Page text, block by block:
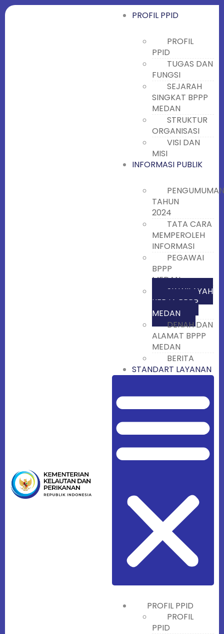
PROFIL PPID
PROFIL
PPID
TUGAS DAN
FUNGSI
SEJARAH
SINGKAT BPPP
MEDAN
STRUKTUR
ORGANISASI
VISI DAN
MISI
INFORMASI PUBLIK
PENGUMUMAN
TAHUN
2024
TATA CARA
MEMPEROLEH
INFORMASI
PEGAWAI
BPPP
MEDAN
SK WILAYAH
KERJA BPPP
MEDAN
DENAH DAN
ALAMAT BPPP
MEDAN
BERITA
STANDART LAYANAN
PROFIL PPID
PROFIL
PPID